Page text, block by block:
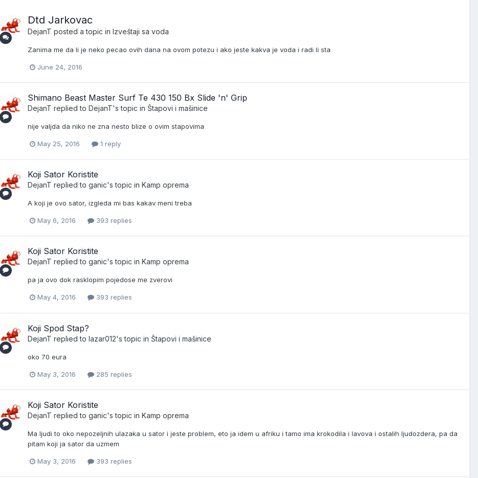
Dtd Jarkovac
DejanT posted a topic in Izveštaji sa voda
Zanima me da li je neko pecao ovih dana na ovom potezu i ako jeste kakva je voda i radi li sta
June 24, 2016
Shimano Beast Master Surf Te 430 150 Bx Slide 'n' Grip
DejanT replied to DejanT's topic in Štapovi i mašinice
nije valjda da niko ne zna nesto blize o ovim stapovima
May 25, 2016 1 reply
Koji Sator Koristite
DejanT replied to ganic's topic in Kamp oprema
A koji je ovo sator, izgleda mi bas kakav meni treba
May 6, 2016 393 replies
Koji Sator Koristite
DejanT replied to ganic's topic in Kamp oprema
pa ja ovo dok rasklopim pojedose me zverovi
May 4, 2016 393 replies
Koji Spod Stap?
DejanT replied to lazar012's topic in Štapovi i mašinice
oko 70 eura
May 3, 2016 285 replies
Koji Sator Koristite
DejanT replied to ganic's topic in Kamp oprema
Ma ljudi to oko nepozeljnih ulazaka u sator i jeste problem, eto ja idem u afriku i tamo ima krokodila i lavova i ostalih ljudozdera, pa da
pitam koji ja sator da uzmem
May 3, 2016 393 replies